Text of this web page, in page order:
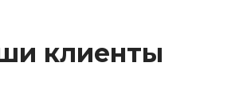
клиенты